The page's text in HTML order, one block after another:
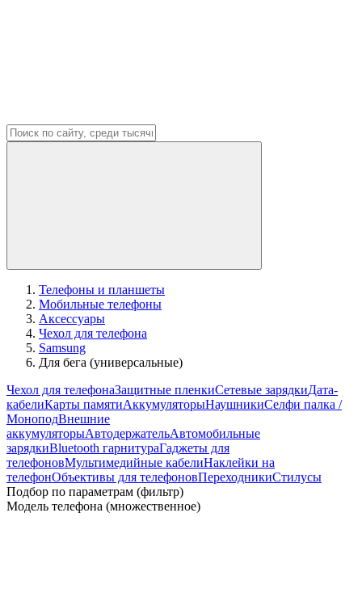
Телефоны и планшеты
Мобильные телефоны
Аксессуары
Чехол для телефона
Samsung
Для бега (универсальные)
Чехол для телефонаЗащитные пленкиСетевые зарядкиДата-
кабелиКарты памятиАккумуляторыНаушникиСелфи палка /
МоноподВнешние
аккумуляторыАвтодержательАвтомобильные
зарядкиBluetooth гарнитураГаджеты для
телефоновМультимедийные кабелиНаклейки на
телефонОбъективы для телефоновПереходникиСтилусы
Подбор по параметрам (фильтр)
Модель телефона (множественное)